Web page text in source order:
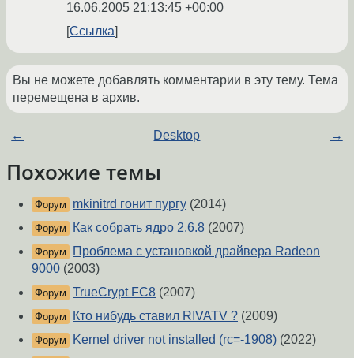
16.06.2005 21:13:45 +00:00
Ссылка
Вы не можете добавлять комментарии в эту тему. Тема
перемещена в архив.
← Desktop →
Похожие темы
Форум mkinitrd гонит пургу (2014)
Форум Как собрать ядро 2.6.8 (2007)
Форум
Проблема с установкой драйвера Radeon
9000 (2003)
Форум TrueCrypt FC8 (2007)
Форум Кто нибудь ставил RIVATV ? (2009)
Форум Kernel driver not installed (rc=-1908) (2022)